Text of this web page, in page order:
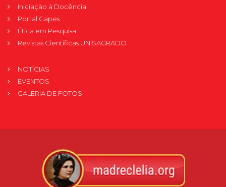
Iniciação à Docência
Portal Capes
Ética em Pesquisa
Revistas Científicas UNISAGRADO
NOTÍCIAS
EVENTOS
GALERIA DE FOTOS